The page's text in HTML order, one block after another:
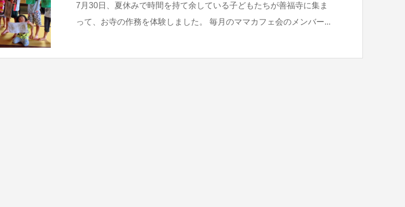
7月30日、夏休みで時間を持て余している子どもたちが善福寺に集ま
って、お寺の作務を体験しました。 毎月のママカフェ会のメンバー...